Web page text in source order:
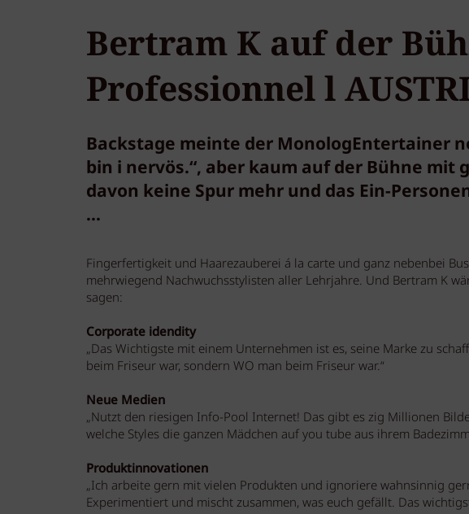
Bertram K auf der
Professionnel l
Backstage meinte der MonologEntertainer
bin i nervös.“, aber kaum auf der Bühne mit
davon keine Spur mehr und das Ein-
...
Fingerfertigkeit und Haarezauberei á la carte und ganz nebenbei
mehrwiegend Nachwuchsstylisten aller Lehrjahre. Und Bertram K
sagen:
Corporate idendity
„Das Wichtigste mit einem Unternehmen ist es, seine Marke zu
beim Friseur war, sondern WO man beim Friseur war.“
Neue Medien
„Nutzt den riesigen Info-Pool Internet! Das gibt es zig Millionen
welche Styles die ganzen Mädchen auf you tube aus ihrem
Produktinnovationen
„Ich arbeite gern mit vielen Produkten und ignoriere wahnsinnig
Experimentiert und mischt zusammen, was euch gefällt. Das